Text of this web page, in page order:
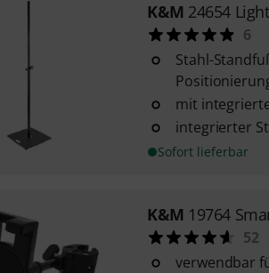
K&M 24654
6
Stahl-
mit
integrierter
Sofort lieferbar
K&M 19764
52
verwendbar